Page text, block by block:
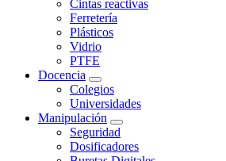
Cintas reactivas
Ferretería
Plásticos
Vidrio
PTFE
Docencia
Colegios
Universidades
Manipulación
Seguridad
Dosificadores